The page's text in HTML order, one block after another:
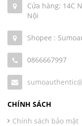
Cửa hàng: 14C
Nội
Shopee :
0866667997
CHÍNH SÁCH
Chính sách bảo mật